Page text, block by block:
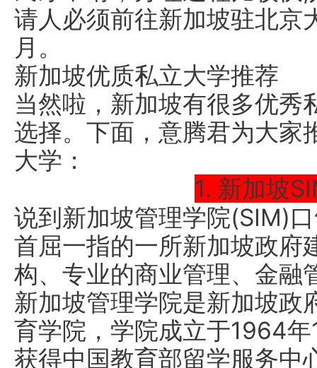
请人必须前往新加坡驻北
月。
新加坡优质私立大学推荐
当然啦，新加坡有很多优秀
选择。下面，意腾君为大家
大学：
1. 新加坡
说到新加坡管理学院(SIM)
首屈一指的一所新加坡政府
构、专业的商业管理、金融
新加坡管理学院是新加坡政
育学院，学院成立于1964
获得中国教育部留学服务中